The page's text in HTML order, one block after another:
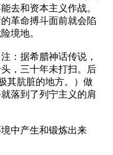
去和资本主义作战。
革命搏斗面前就会陷
险境地。
：据希腊神话传说，
，三十年未打扫。后
其肮脏的地方。）做
落到了列宁主义的肩
中产生和锻炼出来